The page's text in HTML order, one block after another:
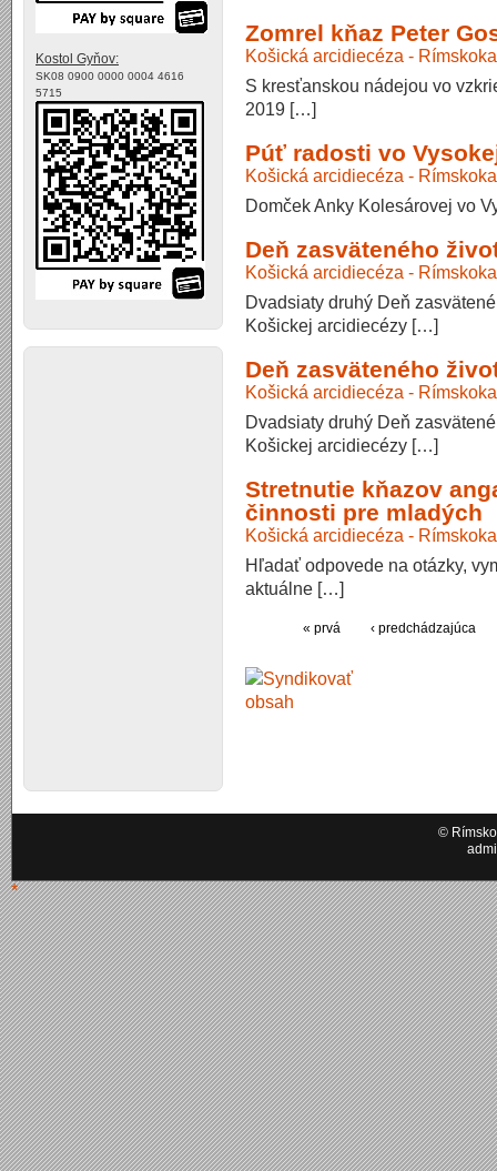
Zomrel kňaz Peter
Košická arcidiecéza -
S kresťanskou nádejou vo
2019 […]
Púť radosti vo
Košická arcidiecéza -
Domček Anky Kolesárovej vo
Deň zasväteného
Košická arcidiecéza -
Dvadsiaty druhý Deň
Košickej arcidiecézy […]
Deň zasväteného
Košická arcidiecéza -
Dvadsiaty druhý Deň
Košickej arcidiecézy […]
Stretnutie kňazov
činnosti pre mladých
Košická arcidiecéza -
Hľadať odpovede na otázky,
aktuálne […]
« prvá ‹ predchádzajúca
Kostol Gyňov:
SK08 0900 0000 0004 4616
5715
©
*